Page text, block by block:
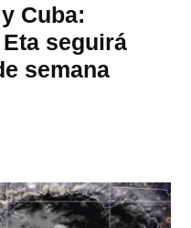
Cuba:
seguirá
semana